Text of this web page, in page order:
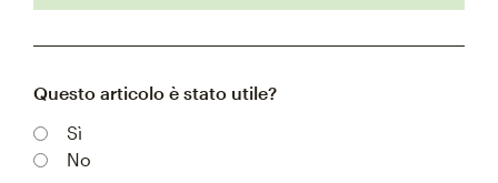
Questo articolo è stato utile?
Sì
No